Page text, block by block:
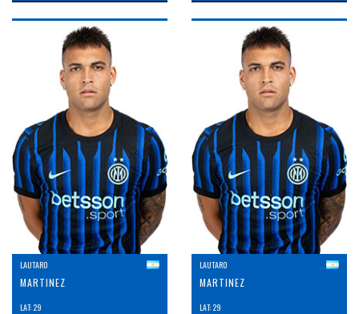
LAUTARO
MARTINEZ
LAT: 29
LAUTARO
MARTINEZ
LAT: 29